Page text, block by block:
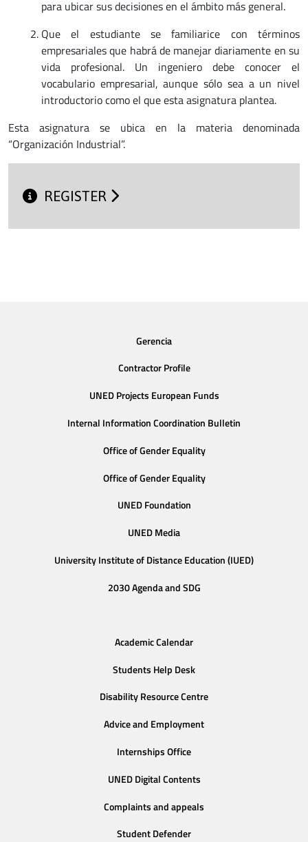
para ubicar sus decisiones en el ámbito más general.
Que el estudiante se familiarice con términos
empresariales que habrá de manejar diariamente en su
vida profesional. Un ingeniero debe conocer el
vocabulario empresarial, aunque sólo sea a un nivel
introductorio como el que esta asignatura plantea.
Esta asignatura se ubica en la materia denominada
“Organización Industrial”.
REGISTER
Gerencia
Contractor Profile
UNED Projects European Funds
Internal Information Coordination Bulletin
Office of Gender Equality
Office of Gender Equality
UNED Foundation
UNED Media
University Institute of Distance Education (IUED)
2030 Agenda and SDG
Academic Calendar
Students Help Desk
Disability Resource Centre
Advice and Employment
Internships Office
UNED Digital Contents
Complaints and appeals
Student Defender